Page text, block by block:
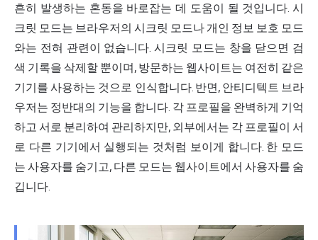
흔히 발생하는 혼동을 바로잡는 데 도움이 될 것입니다. 시
크릿 모드는 브라우저의 시크릿 모드나 개인 정보 보호 모드
와는 전혀 관련이 없습니다. 시크릿 모드는 창을 닫으면 검
색 기록을 삭제할 뿐이며, 방문하는 웹사이트는 여전히 같은
기기를 사용하는 것으로 인식합니다. 반면, 안티디텍트 브라
우저는 정반대의 기능을 합니다. 각 프로필을 완벽하게 기억
하고 서로 분리하여 관리하지만, 외부에서는 각 프로필이 서
로 다른 기기에서 실행되는 것처럼 보이게 합니다. 한 모드
는 사용자를 숨기고, 다른 모드는 웹사이트에서 사용자를 숨
깁니다.